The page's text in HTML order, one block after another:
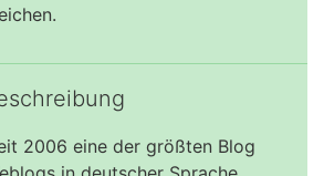
2006 eine der größten Blog